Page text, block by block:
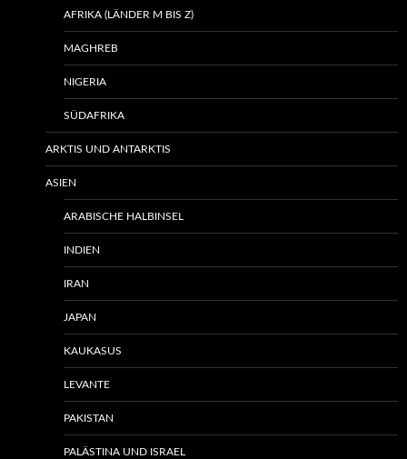
AFRIKA (LÄNDER M BIS Z)
MAGHREB
NIGERIA
SÜDAFRIKA
ARKTIS UND ANTARKTIS
ASIEN
ARABISCHE HALBINSEL
INDIEN
IRAN
JAPAN
KAUKASUS
LEVANTE
PAKISTAN
PALÄSTINA UND ISRAEL